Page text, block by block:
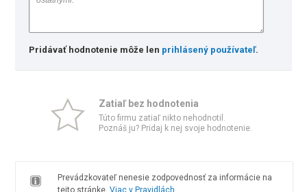
Pridávať hodnotenie môže len prihlásený používateľ.
Zatiaľ bez hodnotenia
Túto firmu zatiaľ nikto nehodnotil.
Poznáš ju? Pridaj k nej svoje hodnotenie.
Prevádzkovateľ nenesie zodpovednosť za informácie na
tejto stránke. Viac v Pravidlách